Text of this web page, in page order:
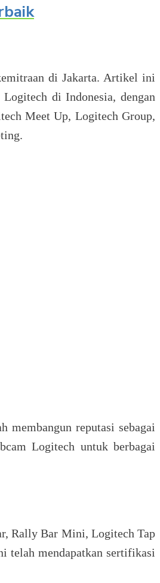
di Jakarta. Artikel ini
di Indonesia, dengan
Meet Up, Logitech Group,
membangun reputasi sebagai
Logitech untuk berbagai
Rally Bar Mini, Logitech Tap
telah mendapatkan sertifikasi